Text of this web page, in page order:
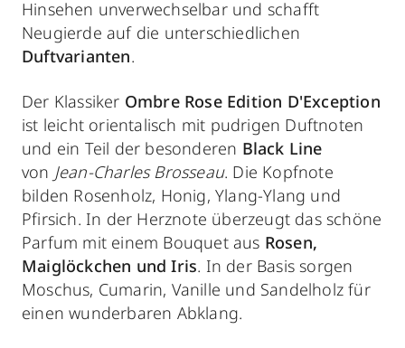
Hinsehen unverwechselbar und schafft
Neugierde auf die unterschiedlichen
Duftvarianten.
Der Klassiker Ombre Rose Edition D'Exception
ist leicht orientalisch mit pudrigen Duftnoten
und ein Teil der besonderen Black Line
von Jean-Charles Brosseau. Die Kopfnote
bilden Rosenholz, Honig, Ylang-Ylang und
Pfirsich. In der Herznote überzeugt das schöne
Parfum mit einem Bouquet aus Rosen,
Maiglöckchen und Iris. In der Basis sorgen
Moschus, Cumarin, Vanille und Sandelholz für
einen wunderbaren Abklang.